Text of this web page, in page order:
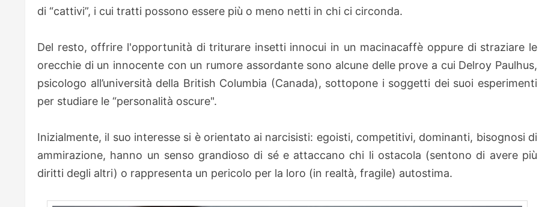
di “cattivi”, i cui tratti possono essere più o meno netti in chi ci circonda.
Del resto, offrire l'opportunità di triturare insetti innocui in un macinacaffè oppure di straziare le
orecchie di un innocente con un rumore assordante sono alcune delle prove a cui Delroy Paulhus,
psicologo all’università della British Columbia (Canada), sottopone i soggetti dei suoi esperimenti
per studiare le “personalità oscure".
Inizialmente, il suo interesse si è orientato ai narcisisti: egoisti, competitivi, dominanti, bisognosi di
ammirazione, hanno un senso grandioso di sé e attaccano chi li ostacola (sentono di avere più
diritti degli altri) o rappresenta un pericolo per la loro (in realtà, fragile) autostima.